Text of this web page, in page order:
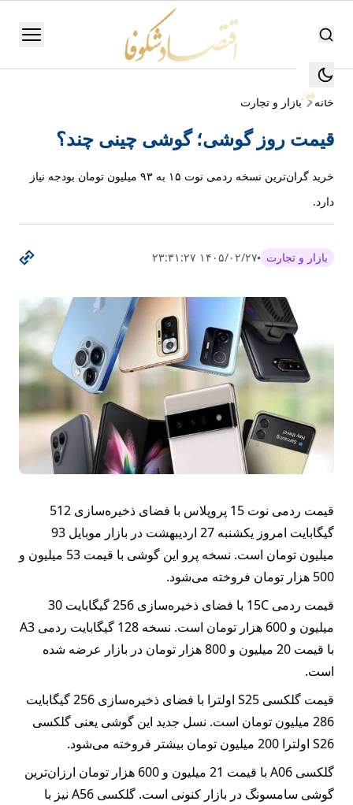
جستجو
منو
تولید
انرژی
بانک،
بورس
و
بیمه
جهان
بازار
تجارت
کشاورزی
مسکن
اقتصاد
ایران
ارتباطات
خودرو
خانه بازار و تجارت
قیمت روز گوشی؛ گوشی چینی چند؟
خرید گران‌ترین نسخه ردمی نوت ۱۵ به ۹۳ میلیون تومان بودجه نیاز
دارد.
بازار و تجارت ۱۴۰۵/۰۲/۲۷ ۲۳:۳۱:۲۷
قیمت ردمی نوت 15 پروپلاس با فضای ذخیره‌سازی 512
گیگابایت امروز یکشنبه 27 اردیبهشت در بازار موبایل 93
میلیون تومان است. نسخه پرو این گوشی با قیمت 53 میلیون و
500 هزار تومان فروخته می‌شود.
قیمت ردمی 15C با فضای ذخیره‌سازی 256 گیگابایت 30
میلیون و 600 هزار تومان است. نسخه 128 گیگابایت ردمی A3
با قیمت 20 میلیون و 800 هزار تومان در بازار عرضه شده
است.
قیمت گلکسی S25 اولترا با فضای ذخیره‌سازی 256 گیگابایت
286 میلیون تومان است. نسل جدید این گوشی یعنی گلکسی
S26 اولترا 200 میلیون تومان بیشتر فروخته می‌شود.
گلکسی A06 با قیمت 21 میلیون و 600 هزار تومان ارزان‌ترین
گوشی سامسونگ در بازار کنونی است. گلکسی A56 نیز با